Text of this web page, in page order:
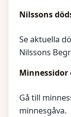
Nilssons
Se aktuella
Nilssons
Gå till
minnesgåva.